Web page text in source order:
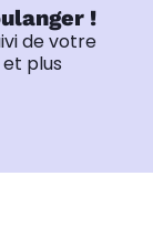
!
de votre
plus